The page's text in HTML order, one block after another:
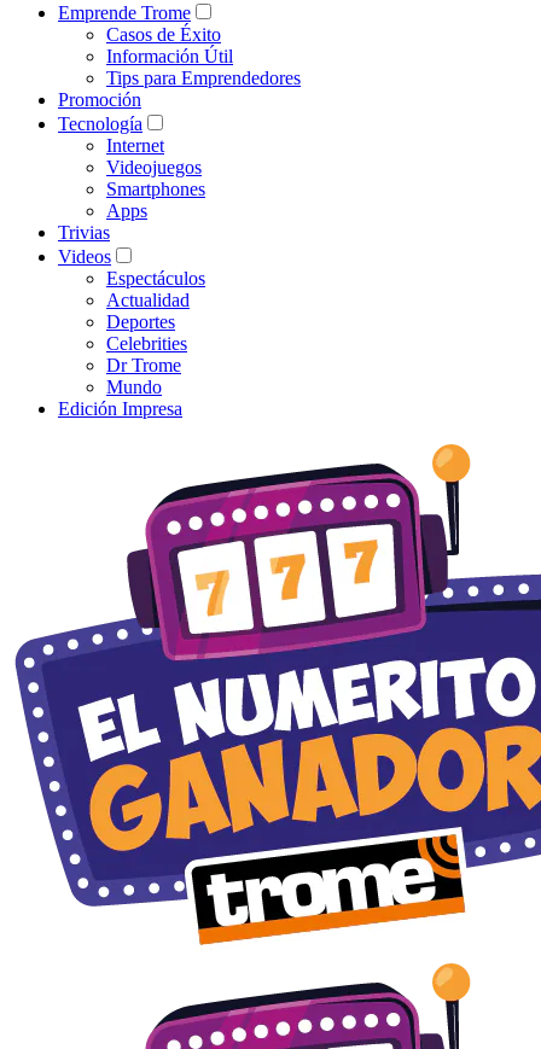
Emprende Trome
Casos de Éxito
Información Útil
Tips para Emprendedores
Promoción
Tecnología
Internet
Videojuegos
Smartphones
Apps
Trivias
Videos
Espectáculos
Actualidad
Deportes
Celebrities
Dr Trome
Mundo
Edición Impresa